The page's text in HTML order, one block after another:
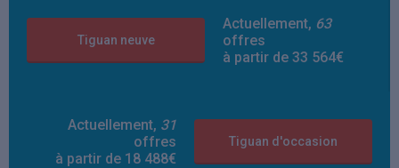
Tiguan neuve
Actuellement, 63
offres
à partir de 33 564€
Actuellement, 31
offres
à partir de 18 488€
Tiguan d'occasion